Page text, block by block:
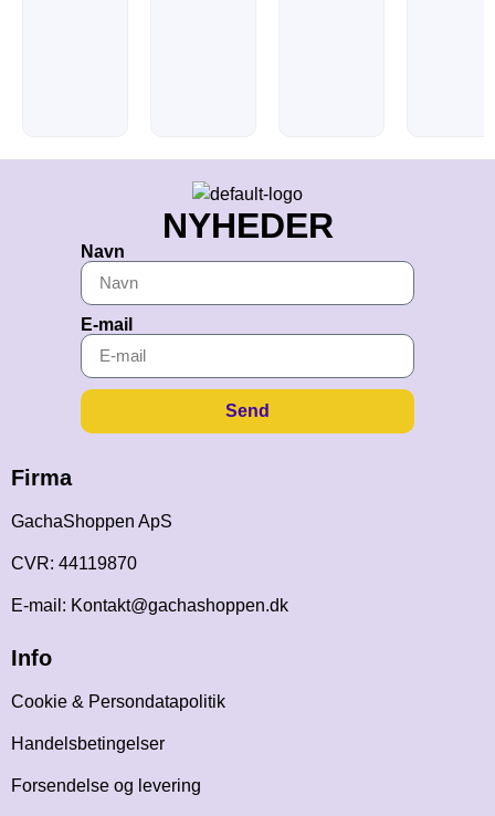
NYHEDER
Navn
E-mail
Send
Firma
GachaShoppen ApS
CVR: 44119870
E-mail: Kontakt@gachashoppen.dk
Info
Cookie & Persondatapolitik
Handelsbetingelser
Forsendelse og levering